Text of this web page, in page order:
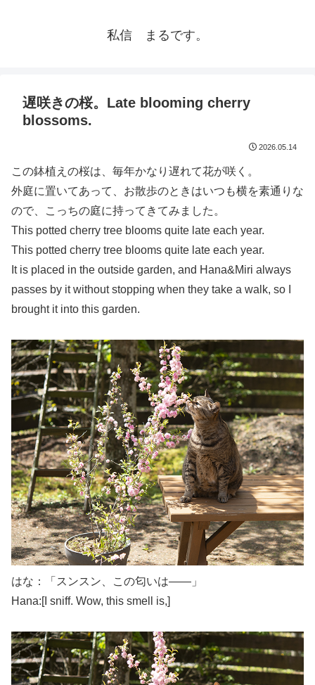
私信 まるです。
遅咲きの桜。Late blooming cherry
blossoms.
2026.05.14
この鉢植えの桜は、毎年かなり遅れて花が咲く。
外庭に置いてあって、お散歩のときはいつも横を素通りな
ので、こっちの庭に持ってきてみました。
This potted cherry tree blooms quite late each year.
This potted cherry tree blooms quite late each year.
It is placed in the outside garden, and Hana&Miri always
passes by it without stopping when they take a walk, so I
brought it into this garden.
はな：「スンスン、この匂いは――」
Hana:[I sniff. Wow, this smell is,]